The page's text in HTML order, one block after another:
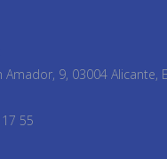
Amador, 9, 03004 Alicante,
55